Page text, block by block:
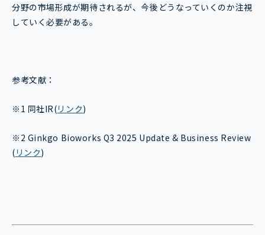
分野の市場形成が期待されるが、今後どうなっていくのか注視
していく必要がある。
参考文献：
※1 同社IR(リンク)
※2 Ginkgo Bioworks Q3 2025 Update & Business Review
( リンク)